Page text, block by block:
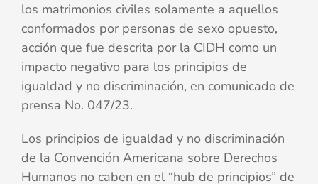
los matrimonios civiles solamente a aquellos
conformados por personas de sexo opuesto,
acción que fue descrita por la CIDH como un
impacto negativo para los principios de
igualdad y no discriminación, en comunicado de
prensa No. 047/23.
Los principios de igualdad y no discriminación
de la Convención Americana sobre Derechos
Humanos no caben en el “hub de principios” de